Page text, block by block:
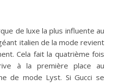
de luxe la plus influente au
italien de la mode revient
Cela fait la quatrième fois
à la première place au
de mode Lyst. Si Gucci se